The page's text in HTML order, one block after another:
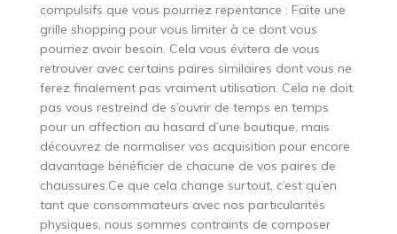
compulsifs que vous pourriez repentance : Faite une
grille shopping pour vous limiter à ce dont vous
pourriez avoir besoin. Cela vous évitera de vous
retrouver avec certains paires similaires dont vous ne
ferez finalement pas vraiment utilisation. Cela ne doit
pas vous restreind de s’ouvrir de temps en temps
pour un affection au hasard d’une boutique, mais
découvrez de normaliser vos acquisition pour encore
davantage bénéficier de chacune de vos paires de
chaussures.Ce que cela change surtout, c’est qu’en
tant que consommateurs avec nos particularités
physiques, nous sommes contraints de composer